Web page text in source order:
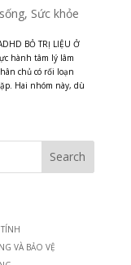
, Sức khỏe
BỎ TRỊ LIỆU Ở
hành tâm lý lâm
chủ có rối loạn
Hai nhóm này, dù
VÀ BẢO VỆ